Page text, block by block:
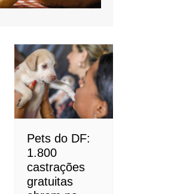
Pets do DF:
1.800
castrações
gratuitas